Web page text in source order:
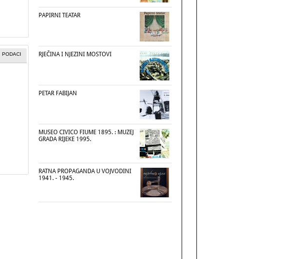
PODACI
PAPIRNI TEATAR
RJEČINA I NJEZINI MOSTOVI
PETAR FABIJAN
MUSEO CIVICO FIUME 1895. : MUZEJ
GRADA RIJEKE 1995.
RATNA PROPAGANDA U VOJVODINI
1941. - 1945.